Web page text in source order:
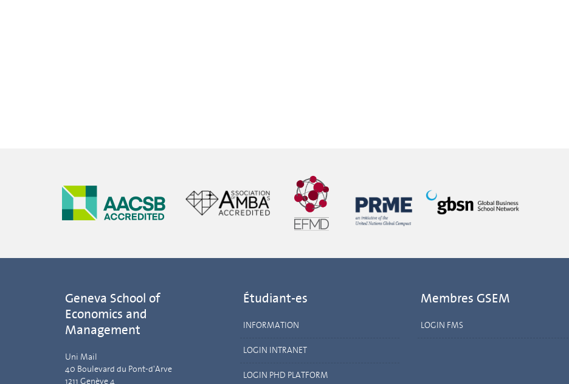
Geneva School of
Economics and
Management
Uni Mail
40 Boulevard du Pont-d'Arve
1211 Genève 4
Étudiant-es
INFORMATION
LOGIN INTRANET
LOGIN PHD PLATFORM
Membres GSEM
LOGIN FMS